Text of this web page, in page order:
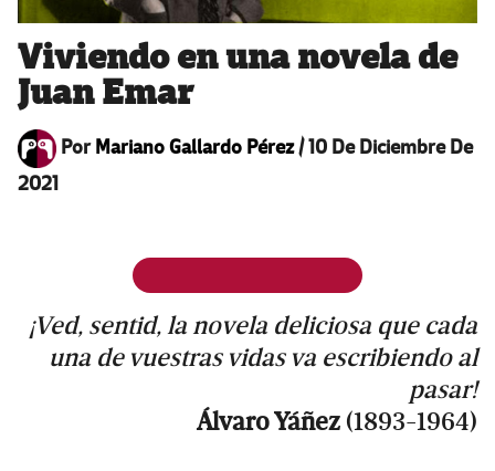
Viviendo en una novela de
Juan Emar
Por Mariano Gallardo Pérez/10 De Diciembre De
2021
¡Ved, sentid, la novela deliciosa que cada
una de vuestras vidas va escribiendo al
pasar!
Álvaro Yáñez (1893-1964)